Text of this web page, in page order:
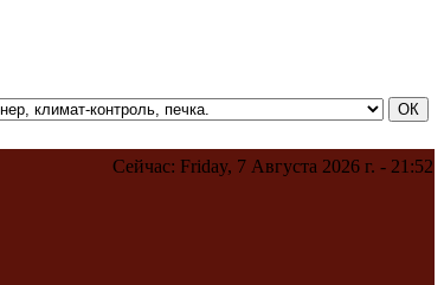
Сейчас: Friday, 7 Августа 2026 г. - 21:52